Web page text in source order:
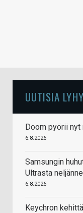
UUTISIA
Doom pyörii
6.8.2026
Samsungin
Ultrasta
6.8.2026
Keychron